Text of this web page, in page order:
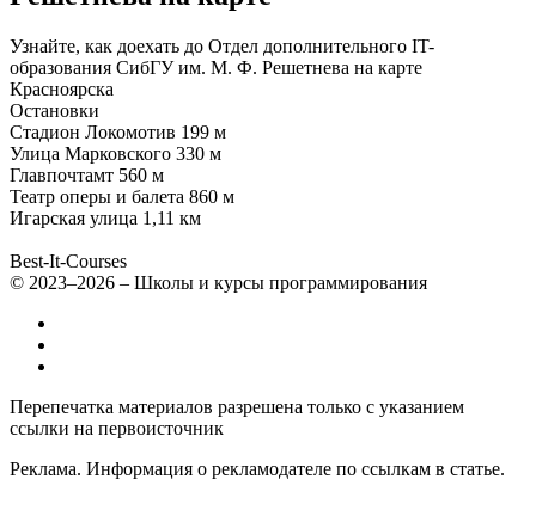
Узнайте, как доехать до Отдел дополнительного IT-
образования СибГУ им. М. Ф. Решетнева на карте
Красноярска
Остановки
Стадион Локомотив 199 м
Улица Марковского 330 м
Главпочтамт 560 м
Театр оперы и балета 860 м
Игарская улица 1,11 км
Best-It-Courses
© 2023–2026 – Школы и курсы программирования
Перепечатка материалов разрешена только с указанием
ссылки на первоисточник
Реклама. Информация о рекламодателе по ссылкам в статье.